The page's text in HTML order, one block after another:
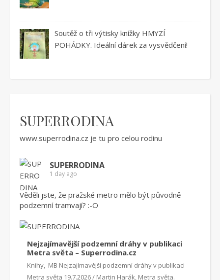
Soutěž o tři výtisky knížky HMYZÍ
POHÁDKY. Ideální dárek za vysvědčení!
SUPERRODINA
www.superrodina.cz je tu pro celou rodinu
SUPERRODINA
1 day ago
Věděli jste, že pražské metro mělo být původně
podzemní tramvají? :-O
Nejzajímavější podzemní dráhy v publikaci
Metra světa – Superrodina.cz
Knihy, MB Nejzajímavější podzemní dráhy v publikaci
Metra světa 19.7.2026 / Martin Harák, Metra světa.